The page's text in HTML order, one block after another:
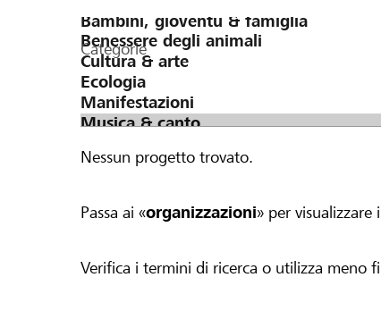
Categorie
Nessun progetto trovato.
Passa ai «organizzazioni» per visualizzare
Verifica i termini di ricerca o utilizza meno